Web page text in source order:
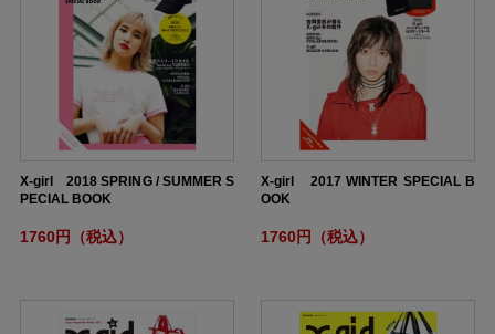
X-girl 2018 SPRING / SUMMER S
PECIAL BOOK
1760円（税込）
X-girl 2017 WINTER SPECIAL B
OOK
1760円（税込）